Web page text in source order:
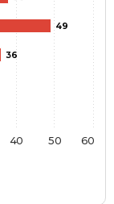
49
36
40 50 60